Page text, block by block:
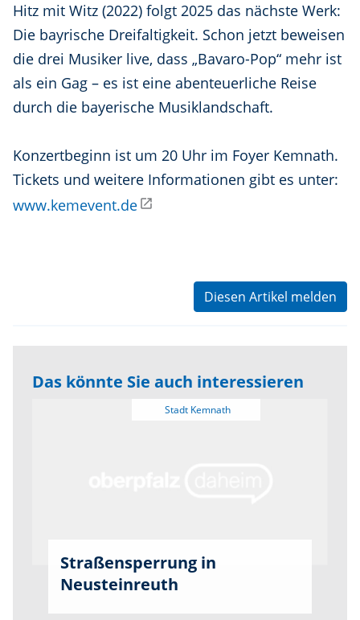
Hitz mit Witz (2022) folgt 2025 das nächste Werk:
Die bayrische Dreifaltigkeit. Schon jetzt beweisen
die drei Musiker live, dass „Bavaro-Pop“ mehr ist
als ein Gag – es ist eine abenteuerliche Reise
durch die bayerische Musiklandschaft.
Konzertbeginn ist um 20 Uhr im Foyer Kemnath.
Tickets und weitere Informationen gibt es unter:
www.kemevent.de
Diesen Artikel melden
Das könnte Sie auch interessieren
Stadt Kemnath
Straßensperrung in
Neusteinreuth